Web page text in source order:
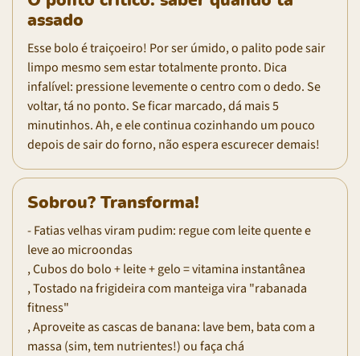
assado
Esse bolo é traiçoeiro! Por ser úmido, o palito pode sair
limpo mesmo sem estar totalmente pronto. Dica
infalível: pressione levemente o centro com o dedo. Se
voltar, tá no ponto. Se ficar marcado, dá mais 5
minutinhos. Ah, e ele continua cozinhando um pouco
depois de sair do forno, não espera escurecer demais!
Sobrou? Transforma!
- Fatias velhas viram pudim: regue com leite quente e
leve ao microondas
, Cubos do bolo + leite + gelo = vitamina instantânea
, Tostado na frigideira com manteiga vira "rabanada
fitness"
, Aproveite as cascas de banana: lave bem, bata com a
massa (sim, tem nutrientes!) ou faça chá